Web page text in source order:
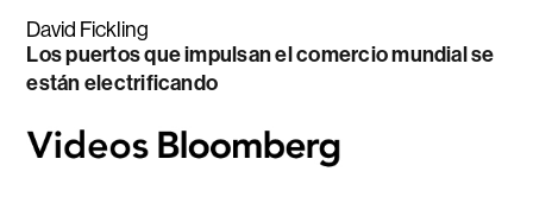
David Fickling
Los puertos que impulsan el comercio mundial se
están electrificando